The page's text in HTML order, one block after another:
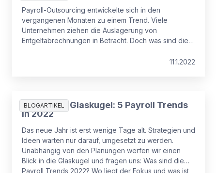
Payroll-Outsourcing entwickelte sich in den
vergangenen Monaten zu einem Trend. Viele
Unternehmen ziehen die Auslagerung von
Entgeltabrechnungen in Betracht. Doch was sind die
11.1.2022
BLOGARTIKEL
Blick in die Glaskugel: 5 Payroll Trends
in 2022
Das neue Jahr ist erst wenige Tage alt. Strategien und
Ideen warten nur darauf, umgesetzt zu werden.
Unabhängig von den Planungen werfen wir einen
Blick in die Glaskugel und fragen uns: Was sind die
Payroll Trends 2022? Wo liegt der Fokus und was ist